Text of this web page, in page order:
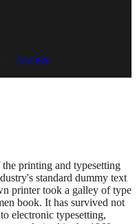
Acentis
printing and typesetting
standard dummy text
printer took a galley of type
book. It has survived not
electronic typesetting,